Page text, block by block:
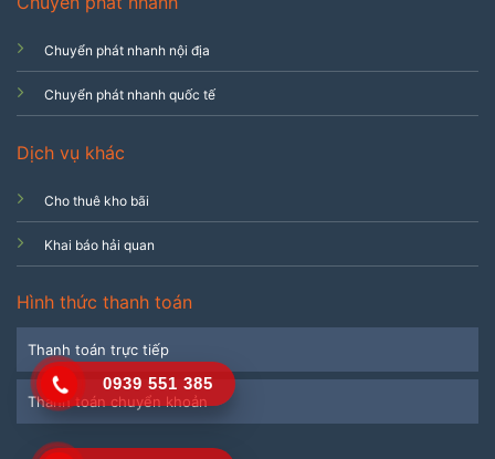
Chuyển phát nhanh nội địa
Chuyển phát nhanh quốc tế
Dịch vụ khác
Cho thuê kho bãi
Khai báo hải quan
Hình thức thanh toán
Thanh toán trực tiếp
Thanh toán chuyển khoản
0939 551 385